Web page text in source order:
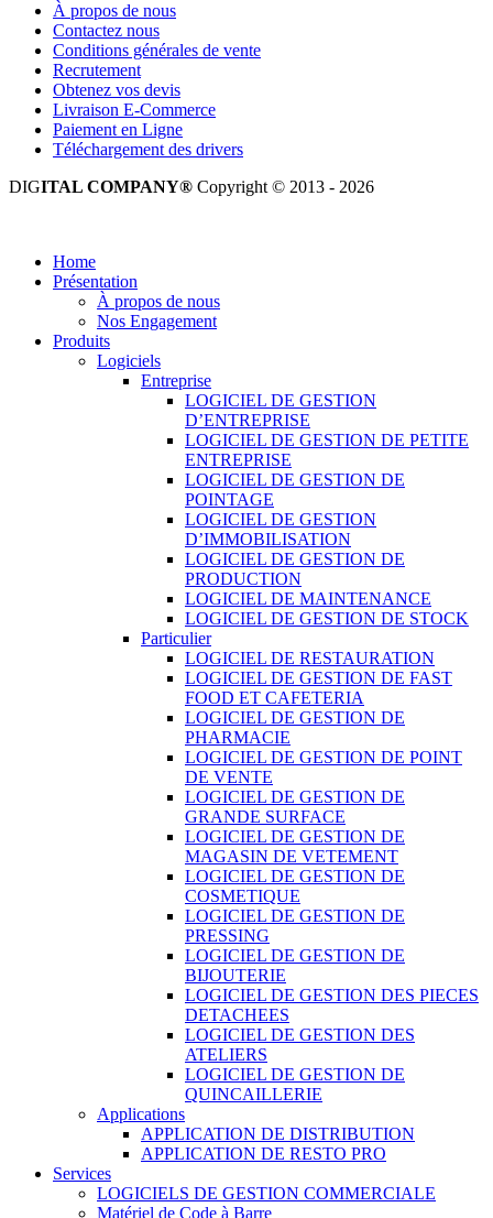
À propos de nous
Contactez nous
Conditions générales de vente
Recrutement
Obtenez vos devis
Livraison E-Commerce
Paiement en Ligne
Téléchargement des drivers
DIGITAL COMPANY® Copyright © 2013 - 2026
Home
Présentation
À propos de nous
Nos Engagement
Produits
Logiciels
Entreprise
LOGICIEL DE GESTION
D’ENTREPRISE
LOGICIEL DE GESTION DE PETITE
ENTREPRISE
LOGICIEL DE GESTION DE
POINTAGE
LOGICIEL DE GESTION
D’IMMOBILISATION
LOGICIEL DE GESTION DE
PRODUCTION
LOGICIEL DE MAINTENANCE
LOGICIEL DE GESTION DE STOCK
Particulier
LOGICIEL DE RESTAURATION
LOGICIEL DE GESTION DE FAST
FOOD ET CAFETERIA
LOGICIEL DE GESTION DE
PHARMACIE
LOGICIEL DE GESTION DE POINT
DE VENTE
LOGICIEL DE GESTION DE
GRANDE SURFACE
LOGICIEL DE GESTION DE
MAGASIN DE VETEMENT
LOGICIEL DE GESTION DE
COSMETIQUE
LOGICIEL DE GESTION DE
PRESSING
LOGICIEL DE GESTION DE
BIJOUTERIE
LOGICIEL DE GESTION DES PIECES
DETACHEES
LOGICIEL DE GESTION DES
ATELIERS
LOGICIEL DE GESTION DE
QUINCAILLERIE
Applications
APPLICATION DE DISTRIBUTION
APPLICATION DE RESTO PRO
Services
LOGICIELS DE GESTION COMMERCIALE
Matériel de Code à Barre